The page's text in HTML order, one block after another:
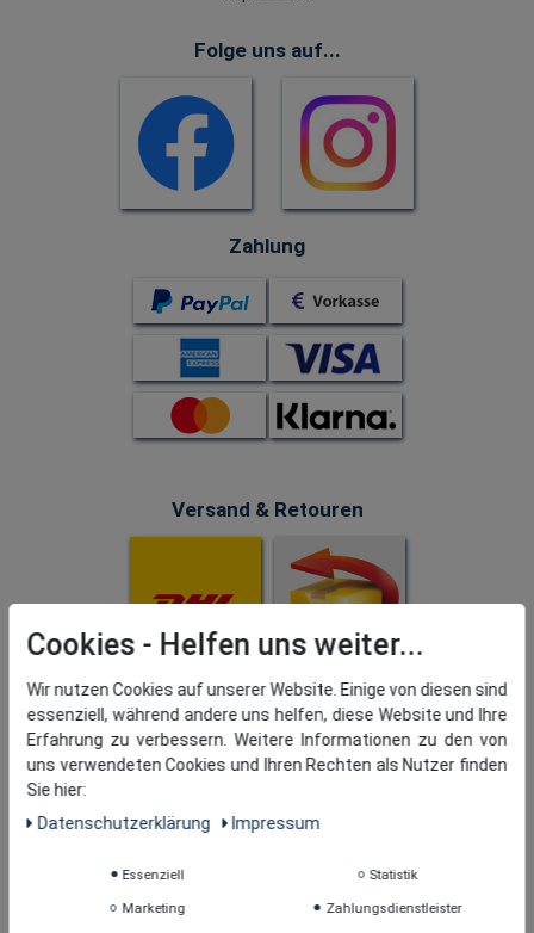
Folge uns auf...
Zahlung
Versand & Retouren
Cookies
Wir nutzen Cookies auf unserer Website. Einige von diesen sind
essenziell, während andere uns helfen, diese Website und Ihre
Erfahrung zu verbessern. Weitere Informationen zu den von
uns verwendeten Cookies und Ihren Rechten als Nutzer finden
Sie hier:
Daten­schutz­erklärung
Impressum
Essenziell Statistik
Marketing Zahlungsdienstleister